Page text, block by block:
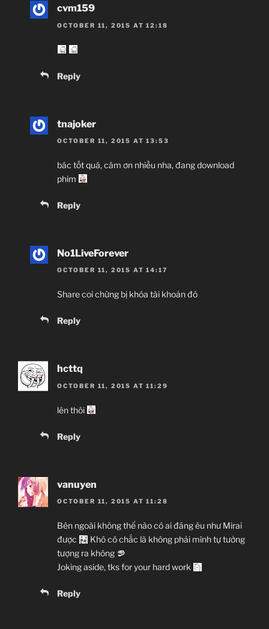
cvm159
OCTOBER 11, 2015 AT 12:18
Reply
tnajoker
OCTOBER 11, 2015 AT 13:53
bác tốt quá, cám ơn nhiều nha, đang download
phim
Reply
No1LiveForever
OCTOBER 11, 2015 AT 14:17
Share coi chừng bị khóa tài khoản đó
Reply
hcttq
OCTOBER 11, 2015 AT 11:29
lên thôi
Reply
vanuyen
OCTOBER 11, 2015 AT 11:28
Bên ngoài không thể nào có ai đáng êu như Mirai
được
Khô có chắc là không phải mình tự tưởng
tượng ra không
Joking aside, tks for your hard work
Reply